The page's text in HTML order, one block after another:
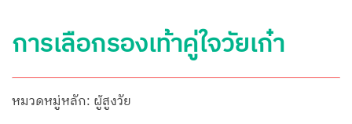
การเลือกรองเท้าคู่ใจวัยเก๋า
หมวดหมู่หลัก: ผู้สูงวัย